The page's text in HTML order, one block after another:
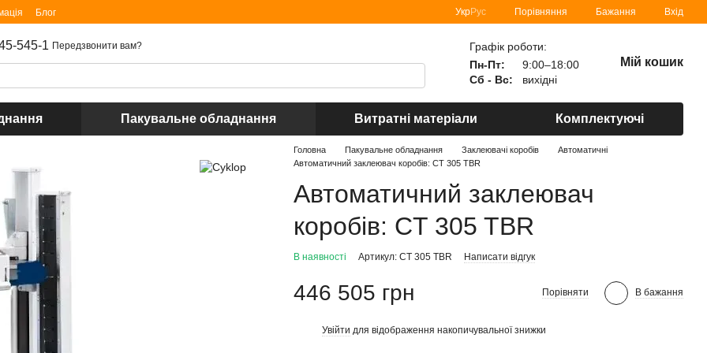
Блог УкрРус Порівняння Бажання Вхід
545-1 Передзвонити вам?
Графік роботи:
Пн-Пт:
9:00–18:00
Сб - Вс:
вихідні
Мій кошик
Пакувальне обладнання Витратні матеріали Комплектуючі
Головна Пакувальне обладнання Заклеювачі коробів
Автоматичні
Автоматичний заклеювач коробів: CT 305 TBR
Автоматичний заклеювач
коробів: CT 305 TBR
В наявності Артикул: CT 305 TBR Написати відгук
446 505 грн Порівняти В бажання
Увійти для відображення накопичувальної знижки